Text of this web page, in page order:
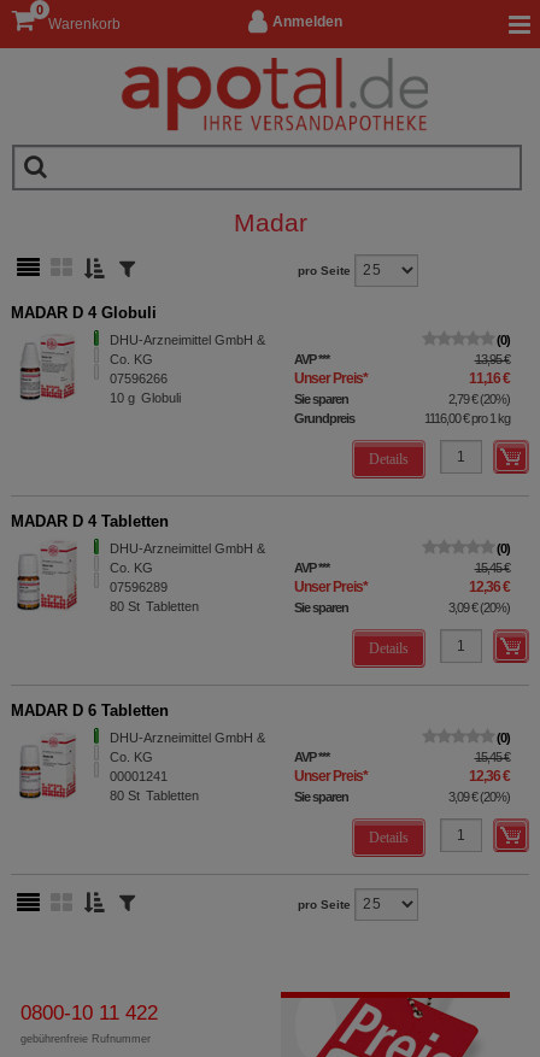
Anmelden
Warenkorb
0
Madar
pro Seite
MADAR D 4 Globuli
DHU-Arzneimittel GmbH &
Co. KG
07596266
10 g Globuli
0
AVP*** 13,95 €
Unser Preis* 11,16 €
Sie sparen 2,79 €(20%)
Grundpreis
1116,00 €pro 1 kg
Details
MADAR D 4 Tabletten
DHU-Arzneimittel GmbH &
Co. KG
07596289
80 St Tabletten
0
AVP*** 15,45 €
Unser Preis* 12,36 €
Sie sparen 3,09 €(20%)
Details
MADAR D 6 Tabletten
DHU-Arzneimittel GmbH &
Co. KG
00001241
80 St Tabletten
0
AVP*** 15,45 €
Unser Preis* 12,36 €
Sie sparen 3,09 €(20%)
Details
pro Seite
0800-10 11 422
gebührenfreie Rufnummer